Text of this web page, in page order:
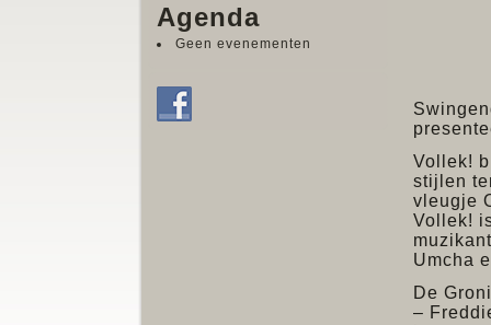
Agenda
Geen evenementen
Vollek!
stijlen
vleugje
Vollek!
Umcha
De
–